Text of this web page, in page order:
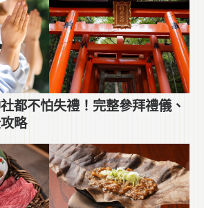
都不怕失禮！完整參拜禮儀、
略